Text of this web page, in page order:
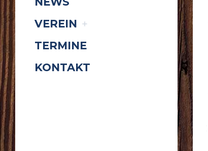
VEREIN
TERMINE
KONTAKT